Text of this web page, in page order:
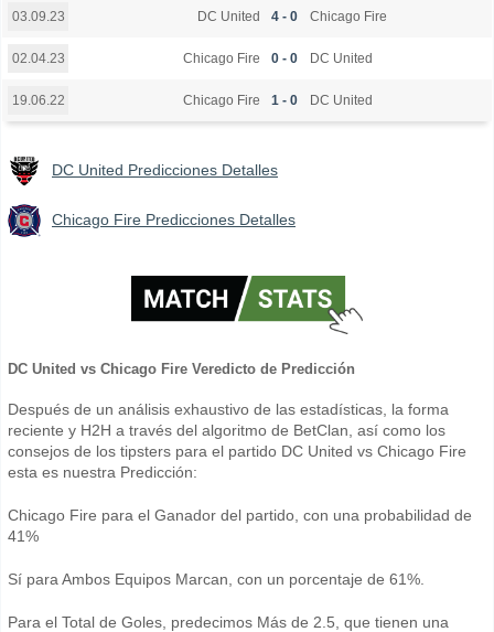
03.09.23 DC United 4 - 0 Chicago Fire
02.04.23 Chicago Fire 0 - 0 DC United
19.06.22 Chicago Fire 1 - 0 DC United
DC United Predicciones Detalles
Chicago Fire Predicciones Detalles
DC United vs Chicago Fire Veredicto de Predicción
Después de un análisis exhaustivo de las estadísticas, la forma
reciente y H2H a través del algoritmo de BetClan, así como los
consejos de los tipsters para el partido DC United vs Chicago Fire
esta es nuestra Predicción:
Chicago Fire para el Ganador del partido, con una probabilidad de
41%
Sí para Ambos Equipos Marcan, con un porcentaje de 61%.
Para el Total de Goles, predecimos Más de 2.5, que tienen una